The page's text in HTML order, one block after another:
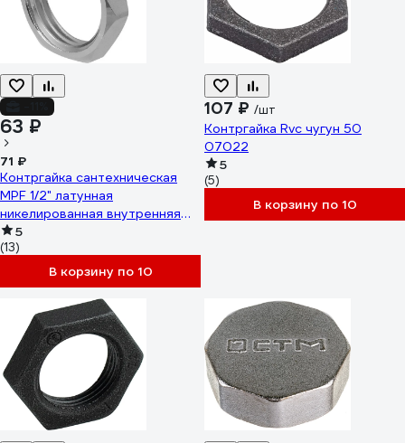
63 ₽
71 ₽
Контргайка сантехническая
MPF 1/2" латунная
никелированная внутренняя
резьба ИС.072289
5
(13)
В корзину по 10
107 ₽ /шт
Контргайка Rvc чугун 50
07022
5
(5)
В корзину по 10